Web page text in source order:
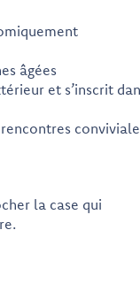
âgées
et s’inscrit
la case qui